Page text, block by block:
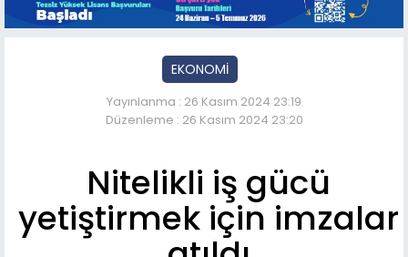
EKONOMİ
Yayınlanma : 26 Kasım 2024 23:19
Düzenleme : 26 Kasım 2024 23:20
Nitelikli iş gücü
yetiştirmek için imzalar